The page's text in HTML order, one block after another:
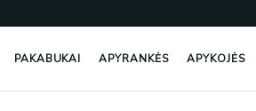
PAKABUKAI APYRANKĖS APYKOJĖS